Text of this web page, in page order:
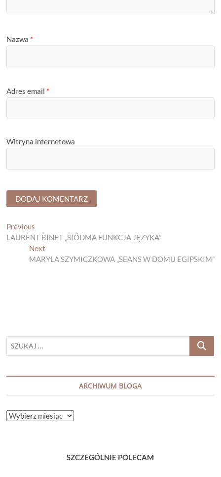
Nazwa *
Adres email *
Witryna internetowa
Nawigacja
wpisu
Previous
post:
LAURENT BINET „SIÓDMA FUNKCJA JĘZYKA”
NextNext
post:
MARYLA SZYMICZKOWA „SEANS W DOMU EGIPSKIM”
SZUKAJ
ARCHIWUM BLOGA
ARCHIWUM
SZCZEGÓLNIE POLECAM